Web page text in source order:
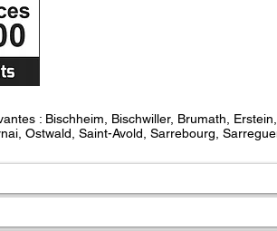
: Bischheim, Bischwiller, Brumath,
Ostwald, Saint-Avold, Sarrebourg,